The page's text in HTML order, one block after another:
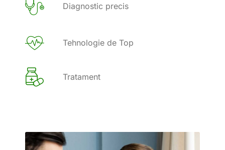
Diagnostic precis
Tehnologie de Top
Tratament